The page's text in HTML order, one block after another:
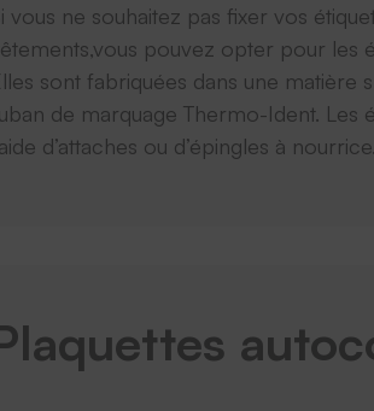
vous ne souhaitez pas fixer vos
pouvez opter pour les
sont fabriquées dans une matière
de marquage Thermo-Ident. Les
d’attaches ou d’épingles à nourrice.